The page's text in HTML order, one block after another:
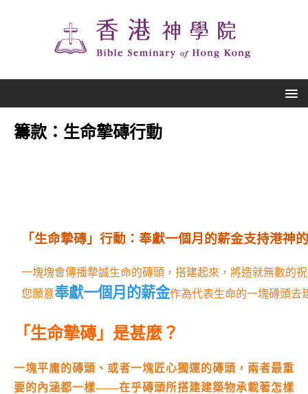
籌款：生命摯磚行動
「生命摯磚」行動：奉獻一個月的薪金支持港神
一塊塊會傳播摯誠生命的磚頭，搭建起來，將造就無數的
您願意奉獻一個月的薪金作為代表生命的一塊磚頭去
「生命摯磚」是甚麼？
一塊平庸的磚頭、或者一塊匠心獨運的磚頭，兩者最重
要的內涵都一樣——在乎磚頭所搭建建築物承載著怎樣